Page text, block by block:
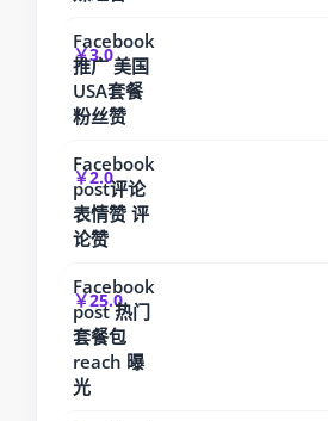
Facebook
推广 美国
USA套餐
粉丝赞
￥3.0
Facebook
post评论
表情赞 评
论赞
￥2.0
Facebook
post 热门
套餐包
reach 曝
光
￥25.0